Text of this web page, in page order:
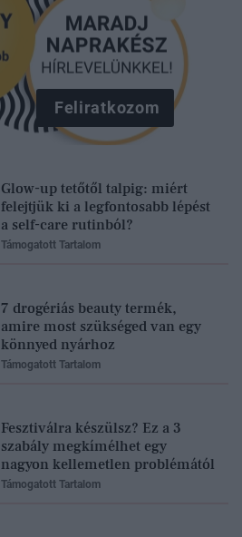
Feliratkozom
Glow-up tetőtől talpig: miért
felejtjük ki a legfontosabb lépést
a self-care rutinból?
Támogatott Tartalom
7 drogériás beauty termék,
amire most szükséged van egy
könnyed nyárhoz
Támogatott Tartalom
Fesztiválra készülsz? Ez a 3
szabály megkímélhet egy
nagyon kellemetlen problémától
Támogatott Tartalom